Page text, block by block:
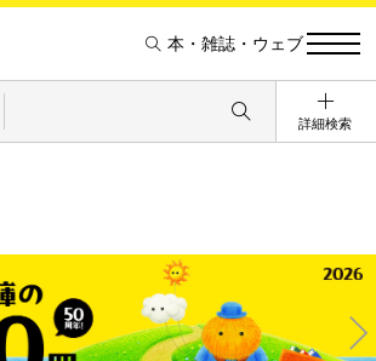
本・雑誌・ウェブ
詳細検索